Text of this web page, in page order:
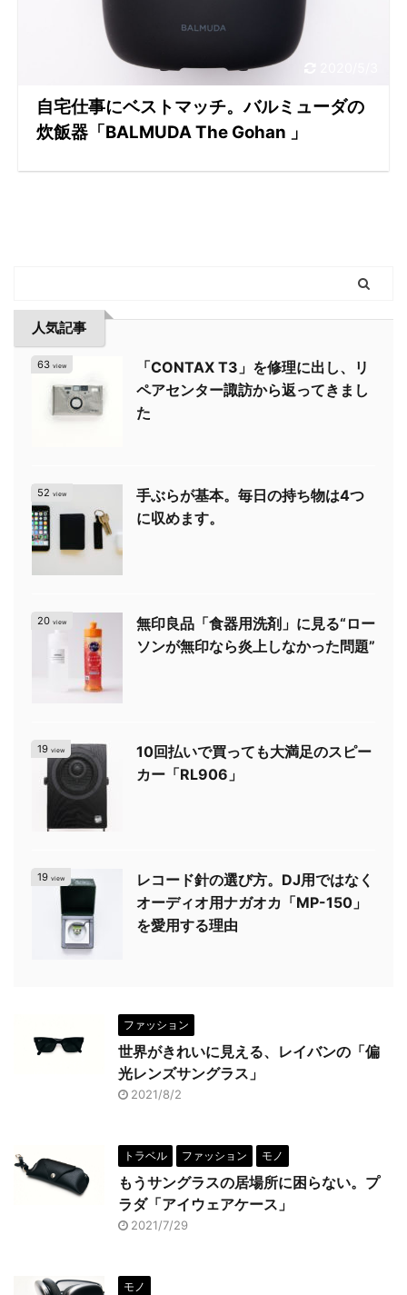
自宅仕事にベストマッチ。バルミューダの
炊飯器「BALMUDA The Gohan 」
人気記事
63 view
「CONTAX T3」を修理に出し、リ
ペアセンター諏訪から返ってきまし
た
52 view
手ぶらが基本。毎日の持ち物は4つ
に収めます。
20 view
無印良品「食器用洗剤」に見る“ロー
ソンが無印なら炎上しなかった問題”
19 view
10回払いで買っても大満足のスピー
カー「RL906」
19 view
レコード針の選び方。DJ用ではなく
オーディオ用ナガオカ「MP-150」
を愛用する理由
ファッション
世界がきれいに見える、レイバンの「偏
光レンズサングラス」
2021/8/2
トラベル ファッション モノ
もうサングラスの居場所に困らない。プ
ラダ「アイウェアケース」
2021/7/29
モノ